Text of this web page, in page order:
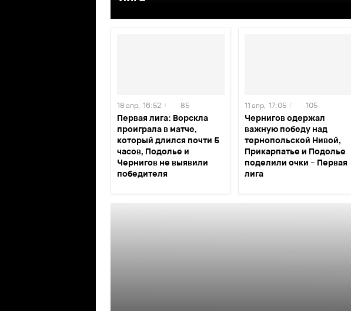
Первая лига: Ворскла
проиграла в матче,
который длился почти 5
часов, Подолье и
Чернигов не выявили
победителя
18 апр, 16:52 / 85
Чернигов одержал
важную победу над
тернопольской Нивой,
Прикарпатье и Подолье
поделили очки – Первая
лига
11 апр, 17:05 / 105